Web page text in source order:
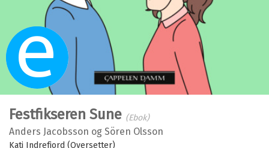
Ebok
Festfikseren Sune (Ebok)
Anders Jacobsson og Sören Olsson
Kati Indrefjord (Oversetter)